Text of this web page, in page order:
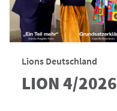
Lions Deutschland
LION 4/2026